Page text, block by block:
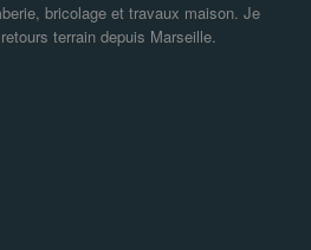
bricolage et travaux maison. Je
terrain depuis Marseille.